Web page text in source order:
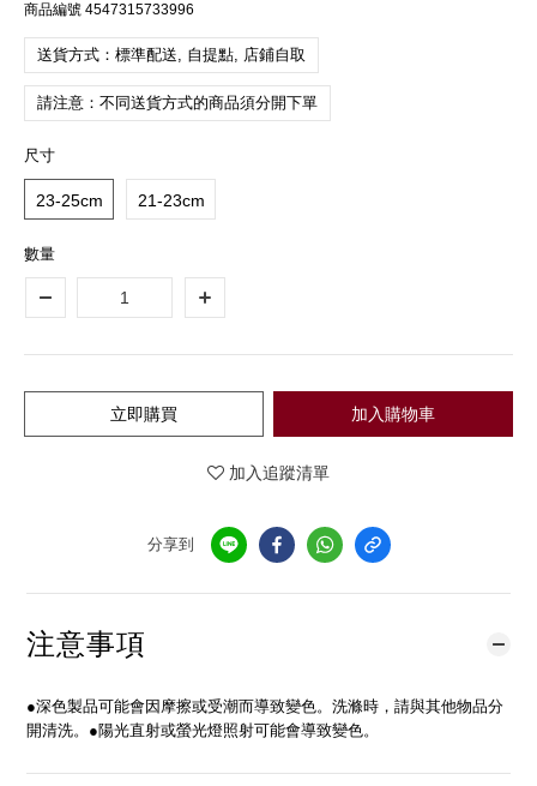
商品編號 4547315733996
送貨方式：標準配送, 自提點, 店鋪自取
請注意：不同送貨方式的商品須分開下單
尺寸
23-25cm 21-23cm
數量
加入購物車
立即購買
加入追蹤清單
分享到
注意事項
●深色製品可能會因摩擦或受潮而導致變色。洗滌時，請與其他物品分
開清洗。●陽光直射或螢光燈照射可能會導致變色。